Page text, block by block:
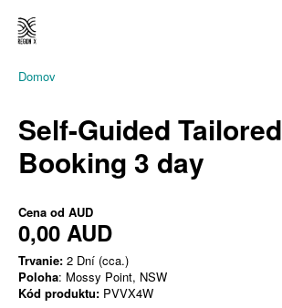
Domov
Self-Guided Tailored
Booking 3 day
Cena od AUD
0,00 AUD
Trvanie: 2 Dní (cca.)
Poloha: Mossy Point, NSW
Kód produktu: PVVX4W